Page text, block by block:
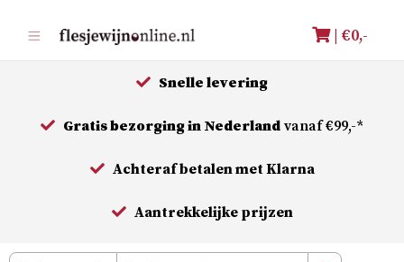
naar
de
| €0,-
Snelle levering
Gratis bezorging in Nederland vanaf €99,-*
Achteraf betalen met Klarna
Aantrekkelijke prijzen